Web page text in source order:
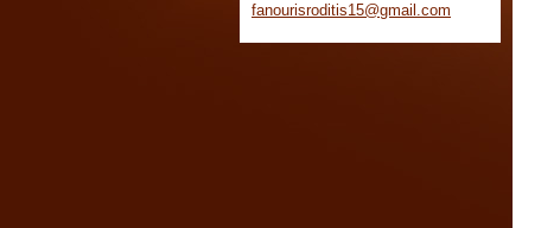
fanourisroditis15@gmail.com